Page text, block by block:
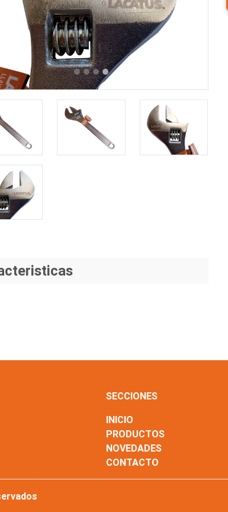
SECCIONES
INICIO
PRODUCTOS
NOVEDADES
CONTACTO